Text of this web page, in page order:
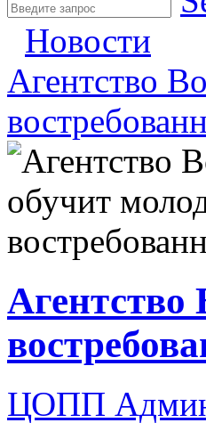
Новости
Агентство
Агентство
ЦОПП